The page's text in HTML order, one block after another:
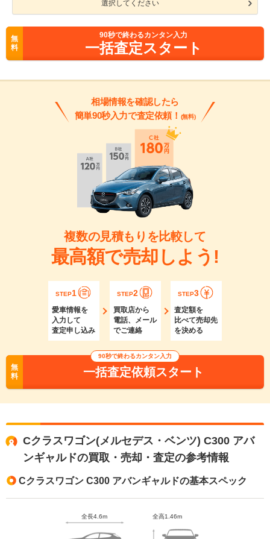
選択してください
無
料
90秒で終わるカンタン入力
一括査定スタート
相場情報を確認したら
簡単90秒入力で査定依頼！ (無料)
複数の見積もりを比較して
最高額で売却しよう!
STEP1
愛車情報を
入力して
査定申し込み
STEP2
買取店から
電話、メール
でご連絡
STEP3
査定額を
比べて売却先
を決める
無
料
90秒で終わるカンタン入力
一括査定依頼スタート
Cクラスワゴン(メルセデス・ベンツ) C300 アバ
ンギャルドの買取・売却・査定の参考情報
Cクラスワゴン C300 アバンギャルドの基本スペック
全長4.6m 全高1.46m